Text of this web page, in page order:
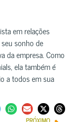
em relações
sonho de
da empresa. Como
ela também é
a todos em sua